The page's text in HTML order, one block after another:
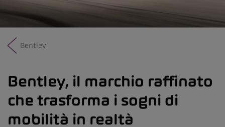
Bentley
Bentley, il marchio raffinato
che trasforma i sogni di
mobilità in realtà